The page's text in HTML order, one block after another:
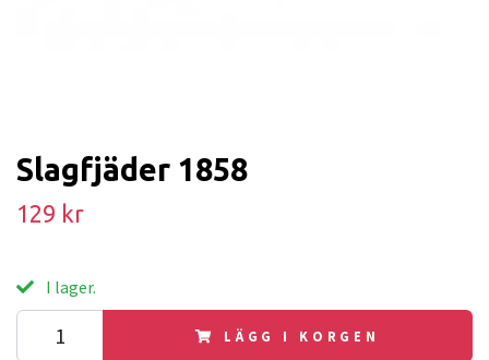
Slagfjäder 1858
129 kr
I lager.
LÄGG I KORGEN